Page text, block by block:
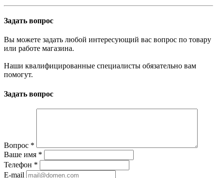
Задать вопрос
Вы можете задать любой интересующий вас вопрос по товару
или работе магазина.
Наши квалифицированные специалисты обязательно вам
помогут.
Задать вопрос
Вопрос *
Ваше имя *
Телефон *
E-mail